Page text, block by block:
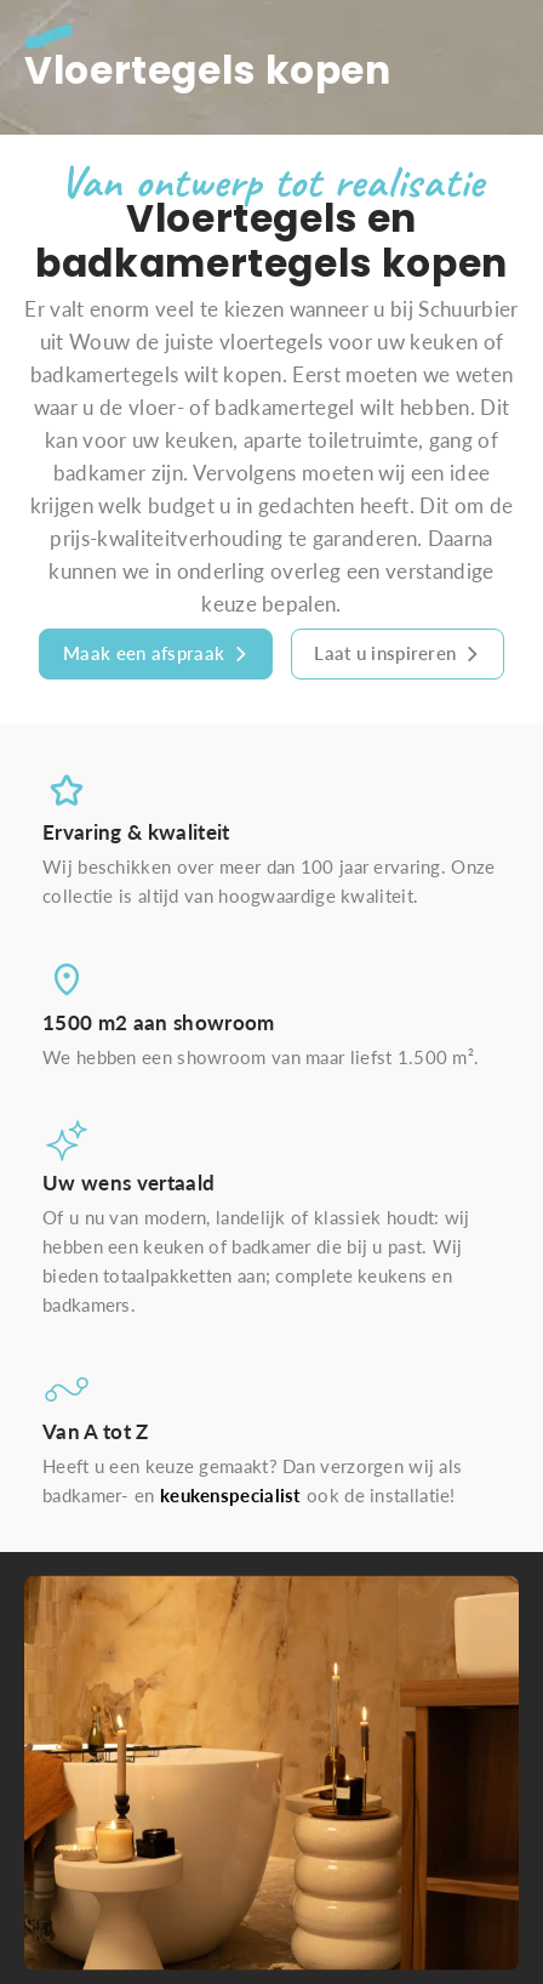
Vloertegels kopen
Van ontwerp tot realisatie
Vloertegels en
badkamertegels kopen
Er valt enorm veel te kiezen wanneer u bij Schuurbier
uit Wouw de juiste vloertegels voor uw keuken of
badkamertegels wilt kopen. Eerst moeten we weten
waar u de vloer- of badkamertegel wilt hebben. Dit
kan voor uw keuken, aparte toiletruimte, gang of
badkamer zijn. Vervolgens moeten wij een idee
krijgen welk budget u in gedachten heeft. Dit om de
prijs-kwaliteitverhouding te garanderen. Daarna
kunnen we in onderling overleg een verstandige
keuze bepalen.
Maak een afspraak Laat u inspireren
Ervaring & kwaliteit
Wij beschikken over meer dan 100 jaar ervaring. Onze
collectie is altijd van hoogwaardige kwaliteit.
1500 m2 aan showroom
We hebben een showroom van maar liefst 1.500 m².
Uw wens vertaald
Of u nu van modern, landelijk of klassiek houdt: wij
hebben een keuken of badkamer die bij u past. Wij
bieden totaalpakketten aan; complete keukens en
badkamers.
Van A tot Z
Heeft u een keuze gemaakt? Dan verzorgen wij als
badkamer- en keukenspecialist ook de installatie!